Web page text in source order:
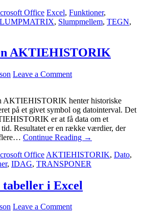
Office Excel, Funktioner,
, Slumpmellem, TEGN,
AKTIEHISTORIK
Leave a Comment
AKTIEHISTORIK henter historiske
på et givet symbol og datointerval. Det
er at få data om et
Resultatet er en række værdier, der
Continue Reading →
Office AKTIEHISTORIK, Dato,
, IDAG, TRANSPONER
i Excel
Leave a Comment